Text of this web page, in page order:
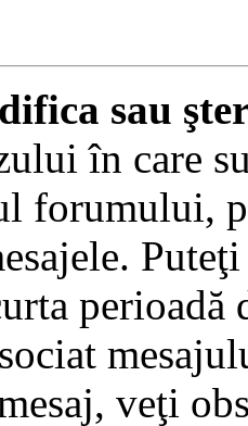
sau
în care
forumului,
perioadă
veţi